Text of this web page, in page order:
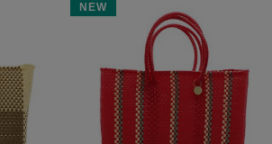
NEW